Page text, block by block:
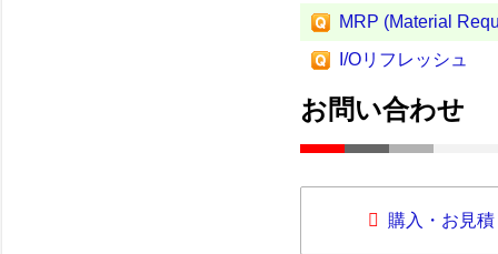
MRP (Material
I/Oリフレッシュ
お問い合わせ
購入・お見